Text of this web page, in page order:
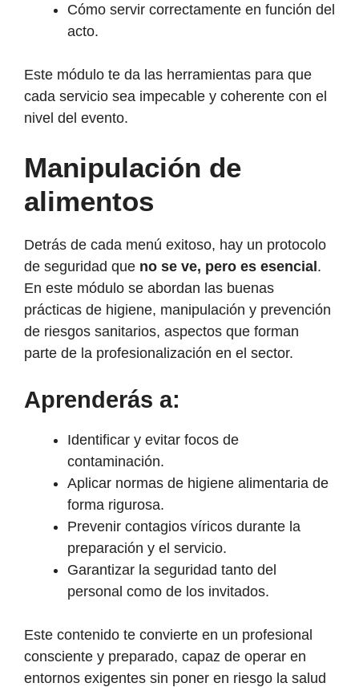
Cómo servir correctamente en función del
acto.
Este módulo te da las herramientas para que
cada servicio sea impecable y coherente con el
nivel del evento.
Manipulación de
alimentos
Detrás de cada menú exitoso, hay un protocolo
de seguridad que no se ve, pero es esencial.
En este módulo se abordan las buenas
prácticas de higiene, manipulación y prevención
de riesgos sanitarios, aspectos que forman
parte de la profesionalización en el sector.
Aprenderás a:
Identificar y evitar focos de
contaminación.
Aplicar normas de higiene alimentaria de
forma rigurosa.
Prevenir contagios víricos durante la
preparación y el servicio.
Garantizar la seguridad tanto del
personal como de los invitados.
Este contenido te convierte en un profesional
consciente y preparado, capaz de operar en
entornos exigentes sin poner en riesgo la salud